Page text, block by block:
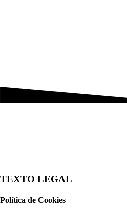
TEXTO LEGAL
Política de Cookies